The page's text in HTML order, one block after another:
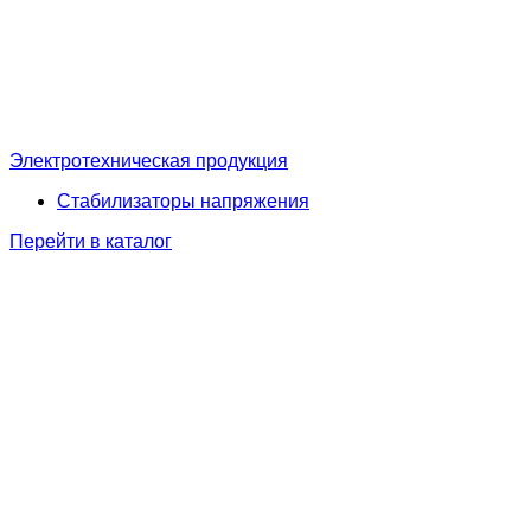
Электротехническая продукция
Стабилизаторы напряжения
Перейти в каталог